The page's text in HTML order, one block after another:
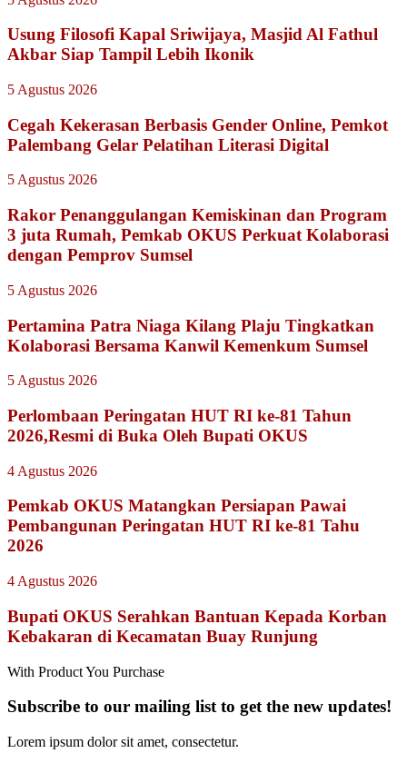
Usung Filosofi Kapal Sriwijaya, Masjid Al Fathul
Akbar Siap Tampil Lebih Ikonik
5 Agustus 2026
Cegah Kekerasan Berbasis Gender Online, Pemkot
Palembang Gelar Pelatihan Literasi Digital
5 Agustus 2026
Rakor Penanggulangan Kemiskinan dan Program
3 juta Rumah, Pemkab OKUS Perkuat Kolaborasi
dengan Pemprov Sumsel
5 Agustus 2026
Pertamina Patra Niaga Kilang Plaju Tingkatkan
Kolaborasi Bersama Kanwil Kemenkum Sumsel
5 Agustus 2026
Perlombaan Peringatan HUT RI ke-81 Tahun
2026,Resmi di Buka Oleh Bupati OKUS
4 Agustus 2026
Pemkab OKUS Matangkan Persiapan Pawai
Pembangunan Peringatan HUT RI ke-81 Tahu
2026
4 Agustus 2026
Bupati OKUS Serahkan Bantuan Kepada Korban
Kebakaran di Kecamatan Buay Runjung
With Product You Purchase
Subscribe to our mailing list to get the new updates!
Lorem ipsum dolor sit amet, consectetur.